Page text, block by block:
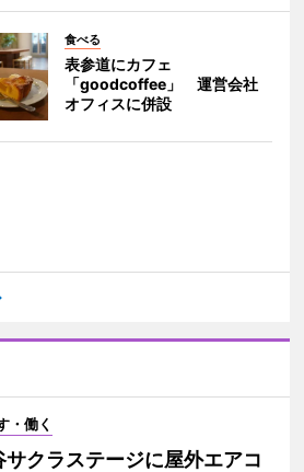
食べる
表参道にカフェ
「goodcoffee」 運営会社
オフィスに併設
・働く
サクラステージに屋外エアコ